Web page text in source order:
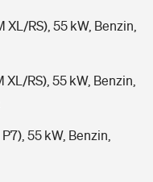
XL/RS), 55 kW, Benzin,
XL/RS), 55 kW, Benzin,
55 kW, Benzin,